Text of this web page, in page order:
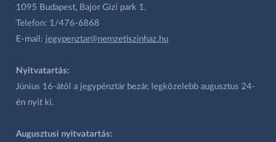
1095 Budapest, Bajor Gizi park 1.
Telefon: 1/476-6868
E-mail: jegypenztar@nemzetiszinhaz.hu
Nyitvatartás:
Június 16-ától a jegypénztár bezár, legközelebb augusztus 24-
én nyit ki.
Augusztusi nyitvatartás: